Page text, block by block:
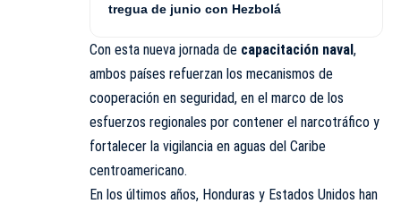
tregua de junio con Hezbolá
Con esta nueva jornada de capacitación naval,
ambos países refuerzan los mecanismos de
cooperación en seguridad, en el marco de los
esfuerzos regionales por contener el narcotráfico y
fortalecer la vigilancia en aguas del Caribe
centroamericano.
En los últimos años, Honduras y Estados Unidos han